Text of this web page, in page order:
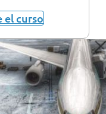
el curso